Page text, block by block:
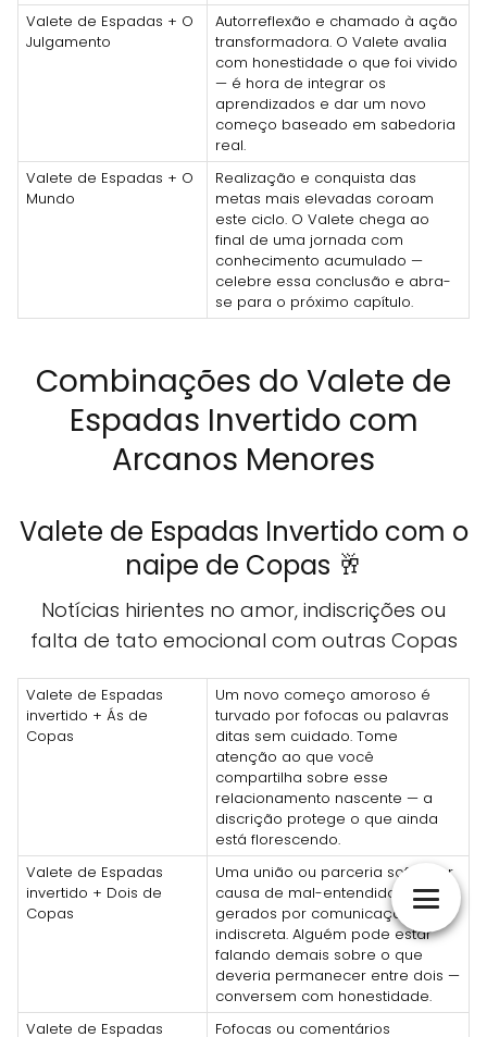
Valete de Espadas + O
Julgamento
Autorreflexão e chamado à ação
transformadora. O Valete avalia
com honestidade o que foi vivido
— é hora de integrar os
aprendizados e dar um novo
começo baseado em sabedoria
real.
Valete de Espadas + O
Mundo
Realização e conquista das
metas mais elevadas coroam
este ciclo. O Valete chega ao
final de uma jornada com
conhecimento acumulado —
celebre essa conclusão e abra-
se para o próximo capítulo.
Combinações do Valete de
Espadas Invertido com
Arcanos Menores
Valete de Espadas Invertido com o
naipe de Copas 🥂
Notícias hirientes no amor, indiscrições ou
falta de tato emocional com outras Copas
Valete de Espadas
invertido + Ás de
Copas
Um novo começo amoroso é
turvado por fofocas ou palavras
ditas sem cuidado. Tome
atenção ao que você
compartilha sobre esse
relacionamento nascente — a
discrição protege o que ainda
está florescendo.
Valete de Espadas
invertido + Dois de
Copas
Uma união ou parceria sofre por
causa de mal-entendidos
gerados por comunicação
indiscreta. Alguém pode estar
falando demais sobre o que
deveria permanecer entre dois —
conversem com honestidade.
Valete de Espadas
Fofocas ou comentários